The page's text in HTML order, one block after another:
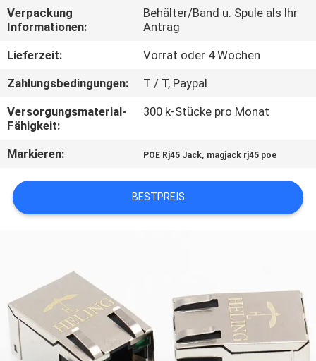
SIE
MIT
UNS
IN
VERBINDUNG
FORDERN
SIE
EIN
ZITAT
SITEMAP
PRIVACY
POLICY
Verpackung
Informationen:
Behälter/Band u. Spule als Ihr
Antrag
Lieferzeit:
Vorrat oder 4 Wochen
Zahlungsbedingungen:
T / T, Paypal
Versorgungsmaterial-
Fähigkeit:
300 k-Stücke pro Monat
Markieren: POE Rj45 Jack, magjack rj45 poe
BESTPREIS